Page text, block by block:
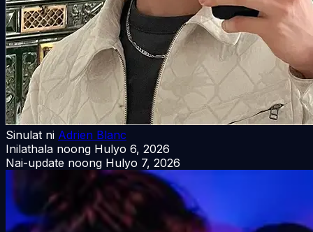
Sinulat ni Adrien Blanc
Inilathala noong Hulyo 6, 2026
Nai-update noong Hulyo 7, 2026